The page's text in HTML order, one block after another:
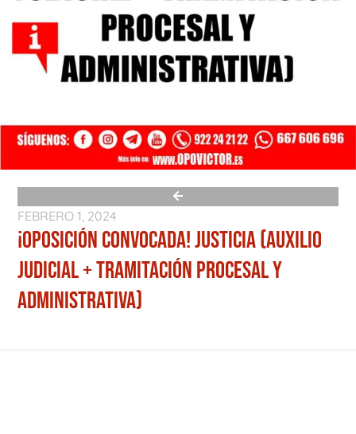
FEBRERO 1, 2024
¡OPOSICIÓN CONVOCADA! JUSTICIA (AUXILIO
JUDICIAL + TRAMITACIÓN PROCESAL Y
ADMINISTRATIVA)